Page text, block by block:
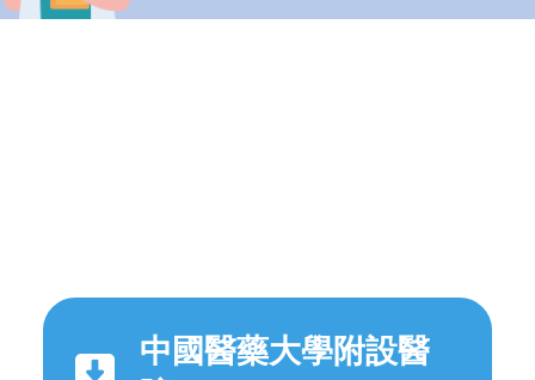
中國醫藥大學附設醫